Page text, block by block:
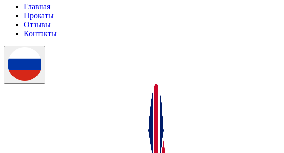
Главная
Прокаты
Отзывы
Контакты